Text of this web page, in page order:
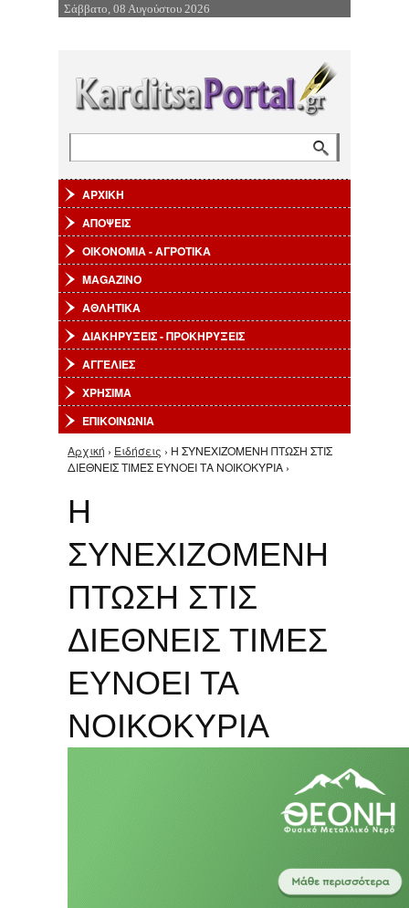
Επιστροφή στην Πλοήγηση
Σάββατο, 08 Αυγούστου 2026
ΑΡΧΙΚΗ
ΑΠΟΨΕΙΣ
ΟΙΚΟΝΟΜΙΑ - ΑΓΡΟΤΙΚΑ
MAGAZINO
ΑΘΛΗΤΙΚΑ
ΔΙΑΚΗΡΥΞΕΙΣ - ΠΡΟΚΗΡΥΞΕΙΣ
ΑΓΓΕΛΙΕΣ
ΧΡΗΣΙΜΑ
ΕΠΙΚΟΙΝΩΝΙΑ
Είστε εδώ
Αρχική › Ειδήσεις › Η ΣΥΝΕΧΙΖΟΜΕΝΗ ΠΤΩΣΗ ΣΤΙΣ
ΔΙΕΘΝΕΙΣ ΤΙΜΕΣ ΕΥΝΟΕΙ ΤΑ ΝΟΙΚΟΚΥΡΙΑ ›
Η
ΣΥΝΕΧΙΖΟΜΕΝΗ
ΠΤΩΣΗ ΣΤΙΣ
ΔΙΕΘΝΕΙΣ ΤΙΜΕΣ
ΕΥΝΟΕΙ ΤΑ
ΝΟΙΚΟΚΥΡΙΑ